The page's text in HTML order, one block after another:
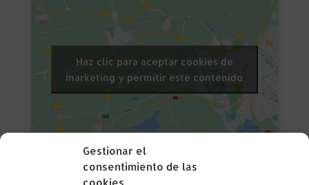
Gestionar el
consentimiento de las
cookies
Haz clic para aceptar cookies de
marketing y permitir este contenido